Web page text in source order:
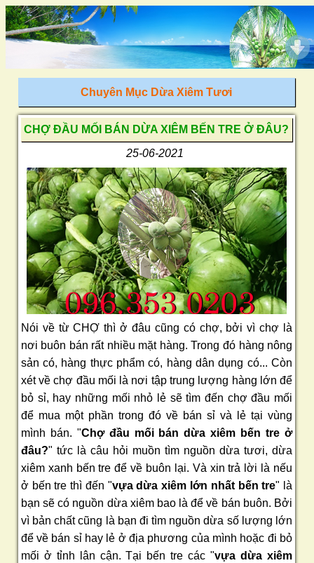
Chuyên Mục Dừa Xiêm Tươi
CHỢ ĐẦU MỐI BÁN DỪA XIÊM BẾN TRE Ở ĐÂU?
25-06-2021
Nói về từ CHỢ thì ở đâu cũng có chợ, bởi vì chợ là
nơi buôn bán rất nhiều mặt hàng. Trong đó hàng nông
sản có, hàng thực phẩm có, hàng dân dụng có... Còn
xét về chợ đầu mối là nơi tập trung lượng hàng lớn để
bỏ sỉ, hay những mối nhỏ lẻ sẽ tìm đến chợ đầu mối
để mua một phần trong đó về bán sỉ và lẻ tại vùng
mình bán. "Chợ đầu mối bán dừa xiêm bến tre ở
đâu?" tức là câu hỏi muồn tìm nguồn dừa tươi, dừa
xiêm xanh bến tre để về buôn lại. Và xin trả lời là nếu
ở bến tre thì đến "vựa dừa xiêm lớn nhất bến tre" là
bạn sẽ có nguồn dừa xiêm bao là để về bán buôn. Bởi
vì bản chất cũng là bạn đi tìm nguồn dừa số lượng lớn
để về bán sỉ hay lẻ ở địa phương của mình hoặc đi bỏ
mối ở tỉnh lân cận. Tại bến tre các "vựa dừa xiêm